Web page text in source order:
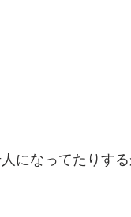
になってたりす